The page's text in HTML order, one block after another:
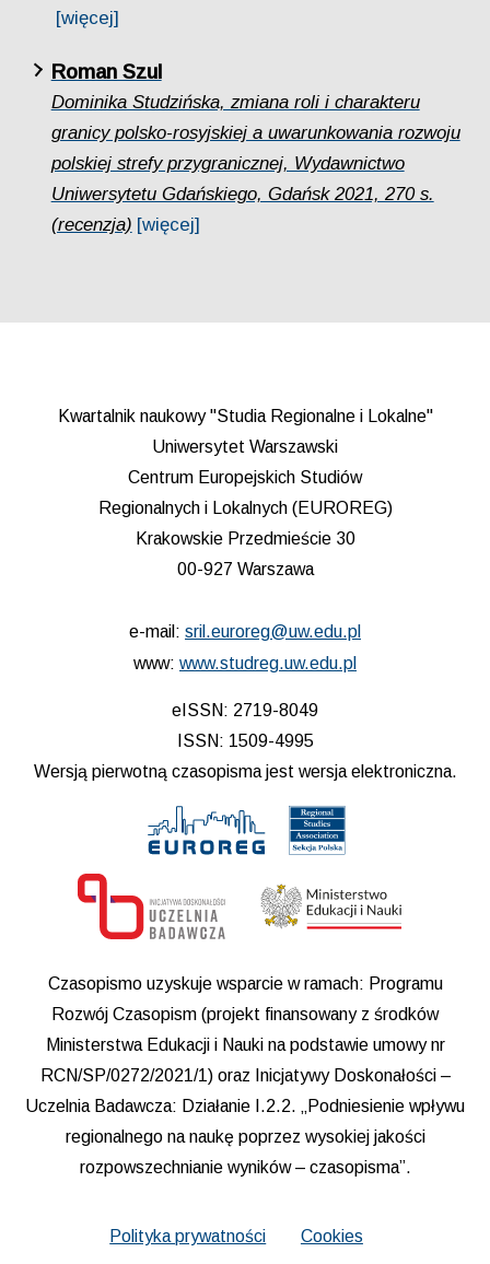
[więcej]
Roman Szul
Dominika Studzińska, zmiana roli i charakteru
granicy polsko-rosyjskiej a uwarunkowania rozwoju
polskiej strefy przygranicznej, Wydawnictwo
Uniwersytetu Gdańskiego, Gdańsk 2021, 270 s.
(recenzja) [więcej]
Kwartalnik naukowy "Studia Regionalne i Lokalne"
Uniwersytet Warszawski
Centrum Europejskich Studiów
Regionalnych i Lokalnych (EUROREG)
Krakowskie Przedmieście 30
00-927 Warszawa
e-mail: sril.euroreg@uw.edu.pl
www: www.studreg.uw.edu.pl
eISSN: 2719-8049
ISSN: 1509-4995
Wersją pierwotną czasopisma jest wersja elektroniczna.
Czasopismo uzyskuje wsparcie w ramach: Programu
Rozwój Czasopism (projekt finansowany z środków
Ministerstwa Edukacji i Nauki na podstawie umowy nr
RCN/SP/0272/2021/1) oraz Inicjatywy Doskonałości –
Uczelnia Badawcza: Działanie I.2.2. „Podniesienie wpływu
regionalnego na naukę poprzez wysokiej jakości
rozpowszechnianie wyników – czasopisma”.
Polityka prywatności
Cookies